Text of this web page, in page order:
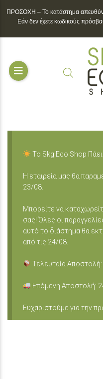
ΠΡΟΣΟΧΗ – To κατάστημα
Εάν δεν έχετε κωδικούς
Το Skg Eco Shop
Η εταιρεία μας θα
23/08.
Μπορείτε να
σας! Όλες οι
αυτό το διάστημα θα
από τις 24/08.
Τελευταία
Επόμενη Αποστολή:
Ευχαριστούμε για την